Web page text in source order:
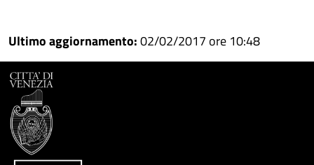
su
Facebook
Condividi
su
Condividi
Ultimo aggiornamento:02/02/2017 ore 10:48